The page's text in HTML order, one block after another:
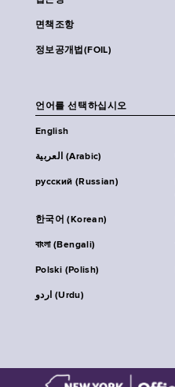
면책조항
정보공개법(FOIL)
언어를 선택하십시오
English
العربية (Arabic)
русский (Russian)
한국어 (Korean)
বাংলা (Bengali)
Polski (Polish)
اردو (Urdu)